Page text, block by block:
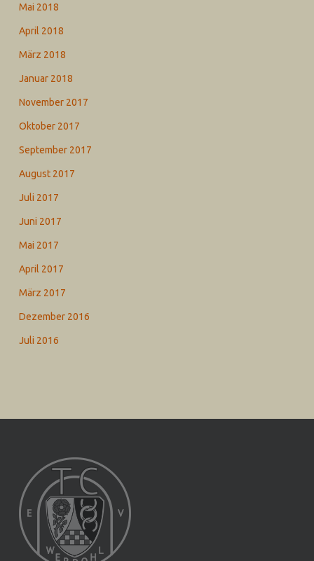
Mai 2018
April 2018
März 2018
Januar 2018
November 2017
Oktober 2017
September 2017
August 2017
Juli 2017
Juni 2017
Mai 2017
April 2017
März 2017
Dezember 2016
Juli 2016